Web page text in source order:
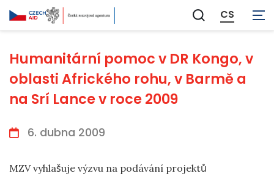
Zobrazit
vyhledávání
CS
Humanitární pomoc v DR Kongo, v
oblasti Afrického rohu, v Barmě a
na Srí Lance v roce 2009
6. dubna 2009
MZV vyhlašuje výzvu na podávání projektů